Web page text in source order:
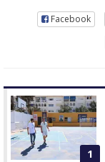
Facebook
1